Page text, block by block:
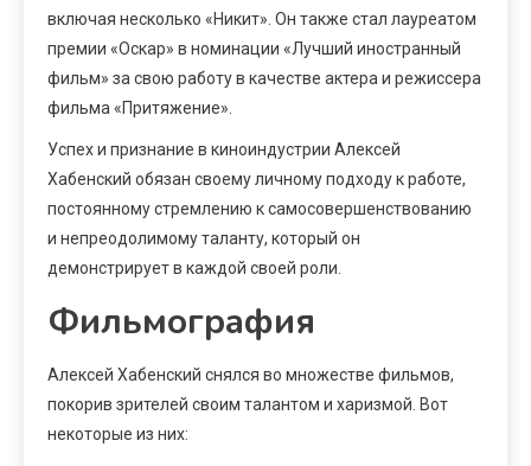
включая несколько «Никит». Он также стал лауреатом
премии «Оскар» в номинации «Лучший иностранный
фильм» за свою работу в качестве актера и режиссера
фильма «Притяжение».
Успех и признание в киноиндустрии Алексей
Хабенский обязан своему личному подходу к работе,
постоянному стремлению к самосовершенствованию
и непреодолимому таланту, который он
демонстрирует в каждой своей роли.
Фильмография
Алексей Хабенский снялся во множестве фильмов,
покорив зрителей своим талантом и харизмой. Вот
некоторые из них: